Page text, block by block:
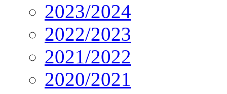
2023/2024
2022/2023
2021/2022
2020/2021